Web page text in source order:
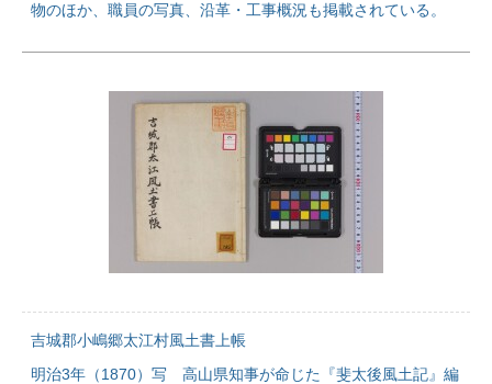
物のほか、職員の写真、沿革・工事概況も掲載されている。
吉城郡小嶋郷太江村風土書上帳
明治3年（1870）写 高山県知事が命じた『斐太後風土記』編